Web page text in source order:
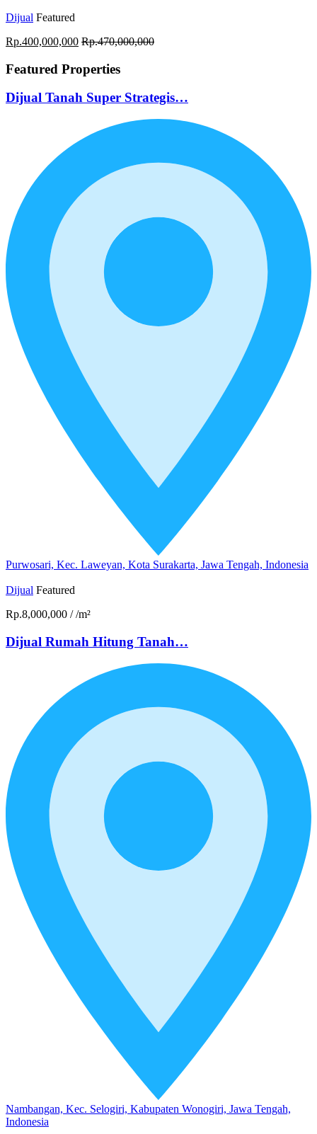
Dijual Featured
Rp.400,000,000 Rp.470,000,000
Featured Properties
Dijual Tanah Super Strategis…
Purwosari, Kec. Laweyan, Kota Surakarta, Jawa Tengah, Indonesia
Dijual Featured
Rp.8,000,000 / /m²
Dijual Rumah Hitung Tanah…
Nambangan, Kec. Selogiri, Kabupaten Wonogiri, Jawa Tengah,
Indonesia